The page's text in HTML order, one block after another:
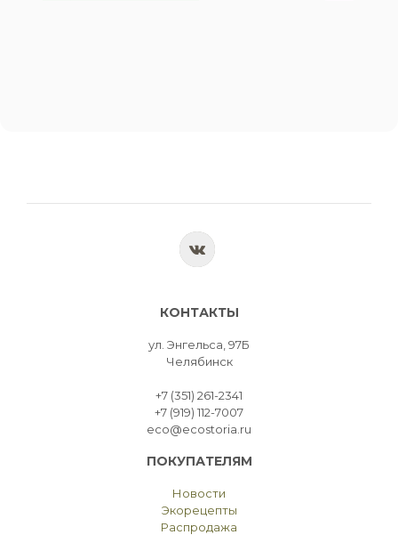
КОНТАКТЫ
ул. Энгельса, 97Б
Челябинск
+7 (351) 261-2341
+7 (919) 112-7007
eco@ecostoria.ru
ПОКУПАТЕЛЯМ
Новости
Экорецепты
Распродажа